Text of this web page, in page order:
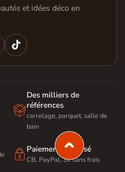
et idées déco en

Des milliers de
références
carrelage, parquet, salle de
bain
 Paiement sécurisé
CB, PayPal, 3x sans frais